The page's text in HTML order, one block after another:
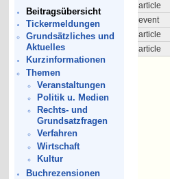
Beitragsübersicht
Tickermeldungen
Grundsätzliches und
Aktuelles
Kurzinformationen
Themen
Veranstaltungen
Politik u. Medien
Rechts- und
Grundsatzfragen
Verfahren
Wirtschaft
Kultur
Buchrezensionen
article
event
article
article